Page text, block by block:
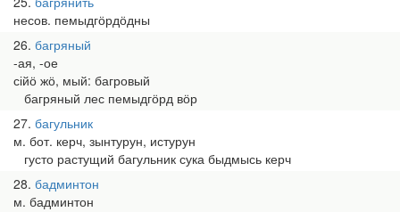
несов. пемыдгӧрдӧдны
26 багряный
-ая, -ое
сійӧ жӧ, мый: багровый
багряный лес пемыдгӧрд вӧр
27 багульник
м. бот. керч, зынтурун, истурун
густо растущий багульник сука быдмысь керч
28 бадминтон
м. бадминтон